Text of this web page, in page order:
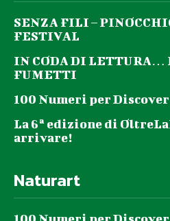
SENZA FILI –
FESTIVAL
IN CODA DI LETTURA…
FUMETTI
100 Numeri per
La 6ª edizione di
arrivare!
Naturart